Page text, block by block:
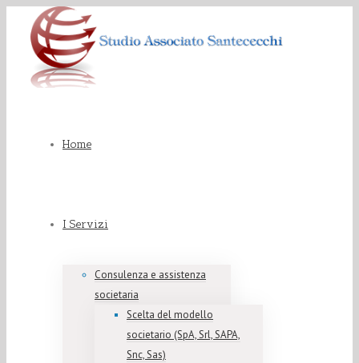
Home
I Servizi
Consulenza e assistenza
societaria
Scelta del modello
societario (SpA, Srl, SAPA,
Snc, Sas)